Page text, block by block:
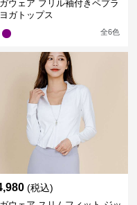
ウェア フリル袖付きペプラ
ガトップス
全6色
(税込)